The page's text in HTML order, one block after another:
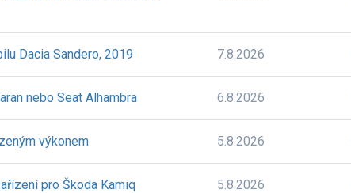
Dacia Sandero, 2019 7.8.2026
nebo Seat Alhambra 6.8.2026
výkonem 5.8.2026
pro Škoda Kamiq 5.8.2026